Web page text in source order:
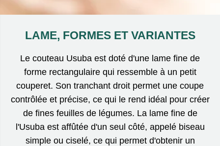
LAME, FORMES ET VARIANTES
Le couteau Usuba est doté d'une lame fine de
forme rectangulaire qui ressemble à un petit
couperet. Son tranchant droit permet une coupe
contrôlée et précise, ce qui le rend idéal pour créer
de fines feuilles de légumes. La lame fine de
l'Usuba est affûtée d'un seul côté, appelé biseau
simple ou ciselé, ce qui permet d'obtenir un